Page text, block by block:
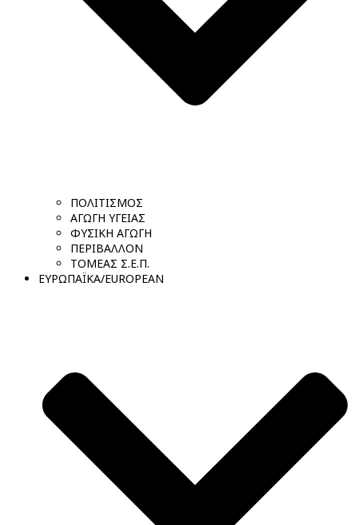
ΠΟΛΙΤΙΣΜΟΣ
ΑΓΩΓΗ ΥΓΕΙΑΣ
ΦΥΣΙΚΗ ΑΓΩΓΗ
ΠΕΡΙΒΑΛΛΟΝ
ΤΟΜΕΑΣ Σ.Ε.Π.
ΕΥΡΩΠΑΪΚΑ/EUROPEAN